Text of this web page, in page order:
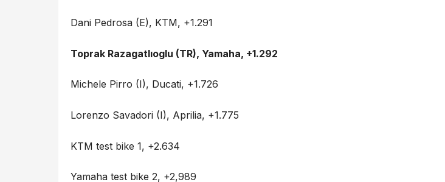
Dani Pedrosa (E), KTM, +1.291
Toprak Razagatlıoglu (TR), Yamaha, +1.292
Michele Pirro (I), Ducati, +1.726
Lorenzo Savadori (I), Aprilia, +1.775
KTM test bike 1, +2.634
Yamaha test bike 2, +2,989